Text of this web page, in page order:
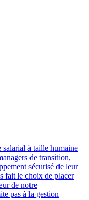
salarial à taille humaine
de transition,
sécurisé de leur
fait le choix de placer
de notre
pas à la gestion